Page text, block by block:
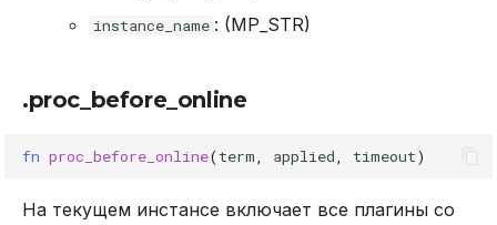
instance_name : (MP_STR)
.proc_before_online
fn proc_before_online(term applied timeout)
На текущем инстансе включает все плагины со